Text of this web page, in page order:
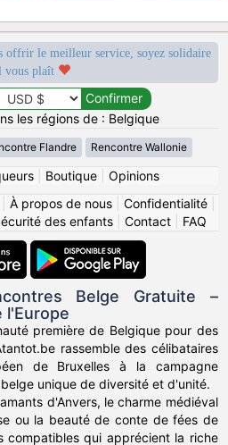
offrir le meilleur service, soyez solidaire
vous plaît
les régions de : Belgique
Flandre Rencontre Wallonie
| Boutique| Opinions
À propos de nous Confidentialité
des enfants| Contact| FAQ
Belge Gratuite –
l'Europe
première de Belgique pour des
rassemble des célibataires
de Bruxelles à la campagne
unique de diversité et d'unité.
d'Anvers, le charme médiéval
ou la beauté de conte de fées de
compatibles qui apprécient la riche